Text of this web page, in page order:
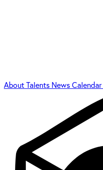
AboutTalents NewsCalendar